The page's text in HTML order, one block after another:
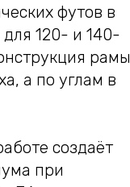
футов в
для 120- и 140-
рамы
а по углам в
создаёт
при